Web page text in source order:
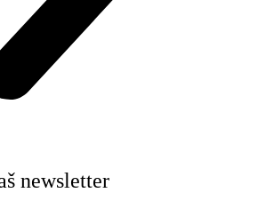
newsletter